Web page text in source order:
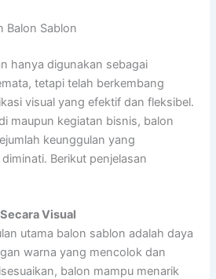
Balon Sablon
hanya digunakan sebagai
tetapi telah berkembang
visual yang efektif dan fleksibel.
maupun kegiatan bisnis, balon
keunggulan yang
Berikut penjelasan
Visual
utama balon sablon adalah daya
warna yang mencolok dan
balon mampu menarik